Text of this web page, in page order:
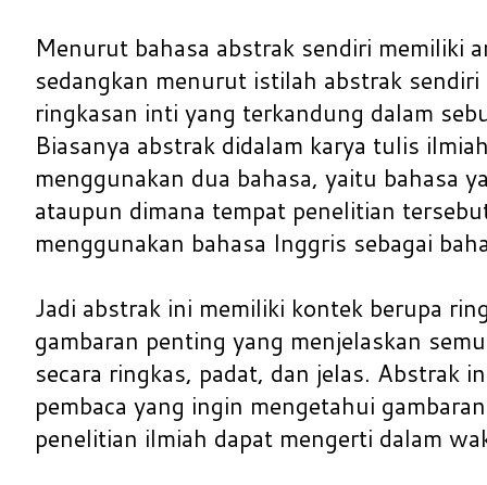
Menurut bahasa abstrak sendiri memiliki
sedangkan menurut istilah abstrak
ringkasan inti yang terkandung dalam
Biasanya abstrak didalam karya tulis
menggunakan dua bahasa, yaitu bahasa
ataupun dimana tempat penelitian
menggunakan bahasa Inggris sebagai
Jadi abstrak ini memiliki kontek berupa
gambaran penting yang menjelaskan
secara ringkas, padat, dan jelas. Abstrak
pembaca yang ingin mengetahui
penelitian ilmiah dapat mengerti dalam